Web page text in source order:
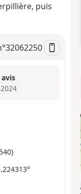
puis
32062250